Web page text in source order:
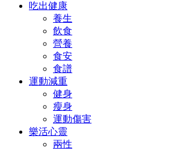
吃出健康
養生
飲食
營養
食安
食譜
運動減重
健身
瘦身
運動傷害
樂活心靈
兩性